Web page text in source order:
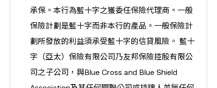
承保。本行為藍十字之獲委任保險代理商。一般
保險計劃是藍十字而非本行的產品。一般保險計
劃所發放的利益須承受藍十字的信貸風險。 藍十
字（亞太）保險有限公司乃友邦保險控股有限公
司之子公司，與Blue Cross and Blue Shield